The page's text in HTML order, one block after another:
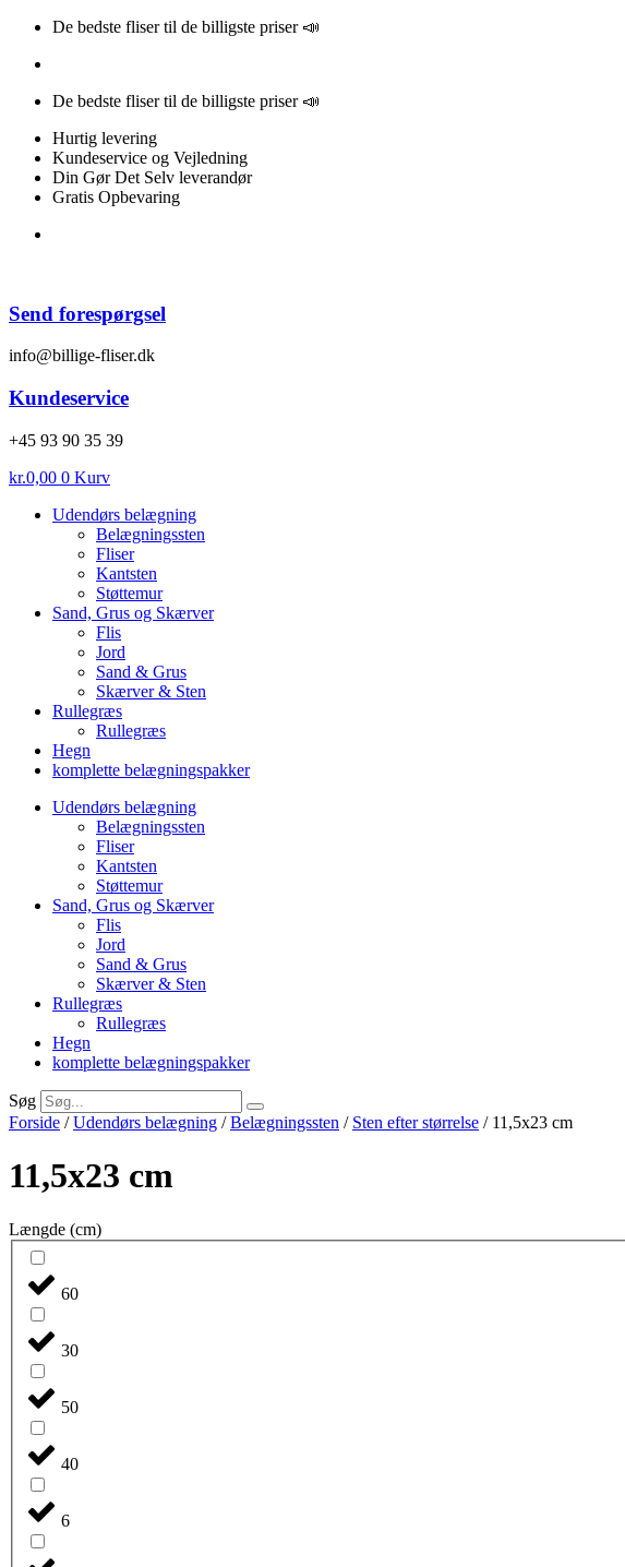
Videre
indhold
De bedste fliser til de billigste priser 📣
De bedste fliser til de billigste priser 📣
Hurtig levering
Kundeservice og Vejledning
Din Gør Det Selv leverandør
Gratis Opbevaring
Send forespørgsel
info@billige-fliser.dk
Kundeservice
+45 93 90 35 39
kr.0,00 0 Kurv
Udendørs belægning
Belægningssten
Fliser
Kantsten
Støttemur
Sand, Grus og Skærver
Flis
Jord
Sand & Grus
Skærver & Sten
Rullegræs
Rullegræs
Hegn
komplette belægningspakker
Udendørs belægning
Belægningssten
Fliser
Kantsten
Støttemur
Sand, Grus og Skærver
Flis
Jord
Sand & Grus
Skærver & Sten
Rullegræs
Rullegræs
Hegn
komplette belægningspakker
Søg
Forside /Udendørs belægning /Belægningssten / Sten efter størrelse / 11,5x23 cm
11,5x23 cm
Længde (cm)
60
30
50
40
6